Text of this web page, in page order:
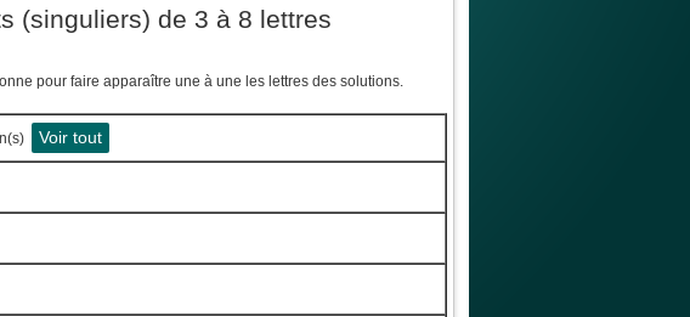
(singuliers) de 3 à 8 lettres
pour faire apparaître une à une les lettres des solutions.
Voir tout